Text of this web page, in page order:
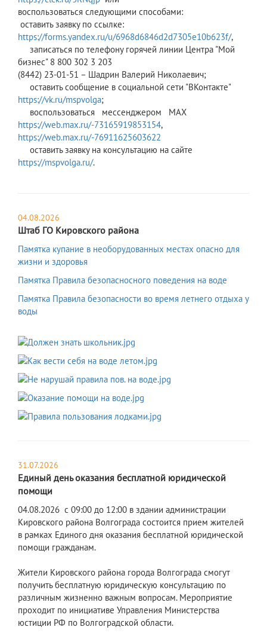
воспользоваться следующими способами:
оставить заявку по ссылке:
https://forms.yandex.ru/u/6968d6846d2d7305e10b623f/,
записаться по телефону горячей линии Центра "Мой
бизнес" 8 800 302 3 203
(8442) 23-01-51 – Шадрин Валерий Николаевич;
оставить сообщение в социальной сети "ВКонтакте"
https://vk.ru/mspvolga;
воспользоваться мессенджером МАХ
https://web.max.ru/-73165919853154,
https://web.max.ru/-76911625603622
оставить заявку на консультацию на сайте
https://mspvolga.ru/.
04.08.2026
Штаб ГО Кировского района
Памятка купание в необорудованных местах опасно для
жизни и здоровья
Памятка Правила безопасносного поведения на воде
Памятка Правила безопасности во время летнего отдыха у
воды
31.07.2026
Единый день оказания бесплатной юридической
помощи
​04.08.2026 с 09:00 до 12:00 в здании администрации
Кировского района Волгограда состоится прием жителей
в рамках Единого дня оказания бесплатной юридической
помощи гражданам.
Жители Кировского района города Волгограда смогут
получить бесплатную юридическую консультацию по
различным жизненно важным вопросам. Мероприятие
проходит по инициативе Управления Министерства
юстиции РФ по Волгоградской области.